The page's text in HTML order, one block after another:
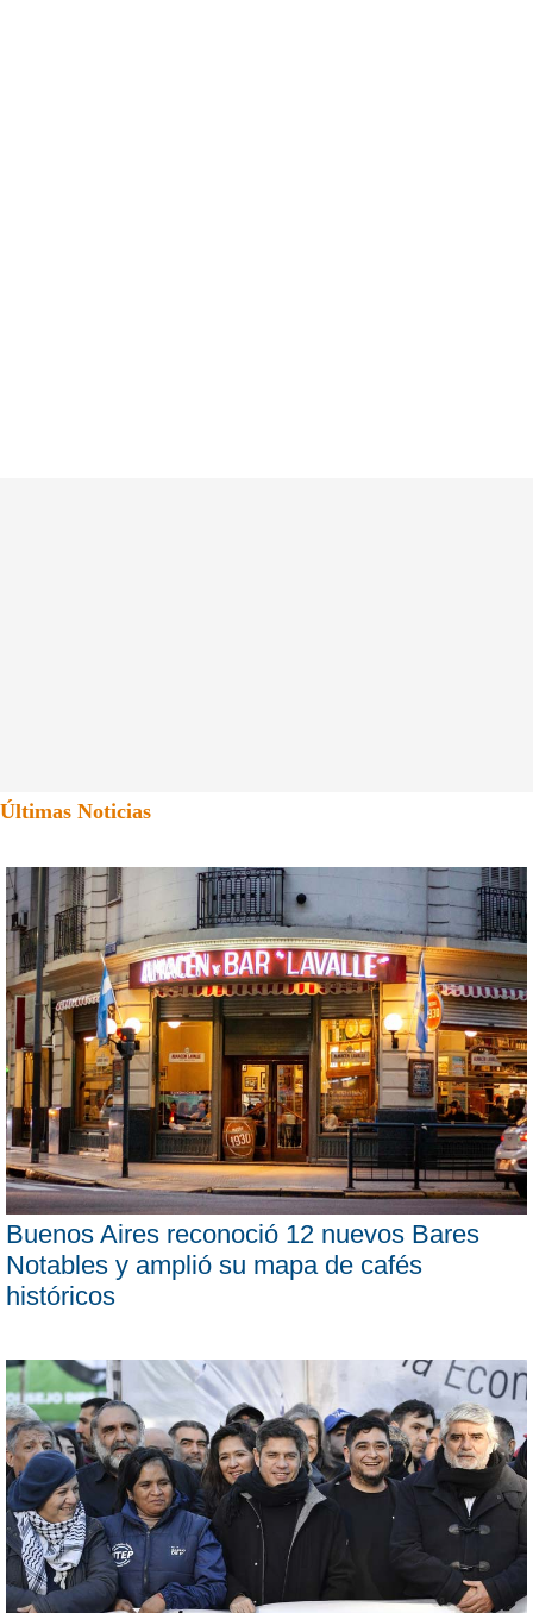
Últimas Noticias
Buenos Aires reconoció 12 nuevos Bares
Notables y amplió su mapa de cafés
históricos